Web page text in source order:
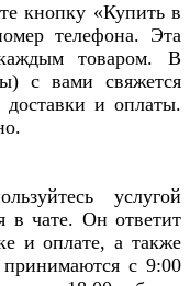
кнопку «Купить в
телефона. Эта
товаром. В
с вами свяжется
доставки и оплаты.
услугой
в чате. Он ответит
и оплате, а также
с 9:00